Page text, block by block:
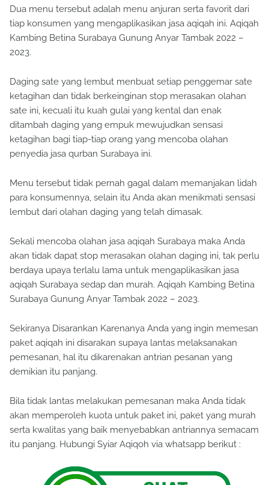
Dua menu tersebut adalah menu anjuran serta favorit dari
tiap konsumen yang mengaplikasikan jasa aqiqah ini. Aqiqah
Kambing Betina Surabaya Gunung Anyar Tambak 2022 –
2023.
Daging sate yang lembut menbuat setiap penggemar sate
ketagihan dan tidak berkeinginan stop merasakan olahan
sate ini, kecuali itu kuah gulai yang kental dan enak
ditambah daging yang empuk mewujudkan sensasi
ketagihan bagi tiap-tiap orang yang mencoba olahan
penyedia jasa qurban Surabaya ini.
Menu tersebut tidak pernah gagal dalam memanjakan lidah
para konsumennya, selain itu Anda akan menikmati sensasi
lembut dari olahan daging yang telah dimasak.
Sekali mencoba olahan jasa aqiqah Surabaya maka Anda
akan tidak dapat stop merasakan olahan daging ini, tak perlu
berdaya upaya terlalu lama untuk mengaplikasikan jasa
aqiqah Surabaya sedap dan murah. Aqiqah Kambing Betina
Surabaya Gunung Anyar Tambak 2022 – 2023.
Sekiranya Disarankan Karenanya Anda yang ingin memesan
paket aqiqah ini disarakan supaya lantas melaksanakan
pemesanan, hal itu dikarenakan antrian pesanan yang
demikian itu panjang.
Bila tidak lantas melakukan pemesanan maka Anda tidak
akan memperoleh kuota untuk paket ini, paket yang murah
serta kwalitas yang baik menyebabkan antriannya semacam
itu panjang. Hubungi Syiar Aqiqoh via whatsapp berikut :